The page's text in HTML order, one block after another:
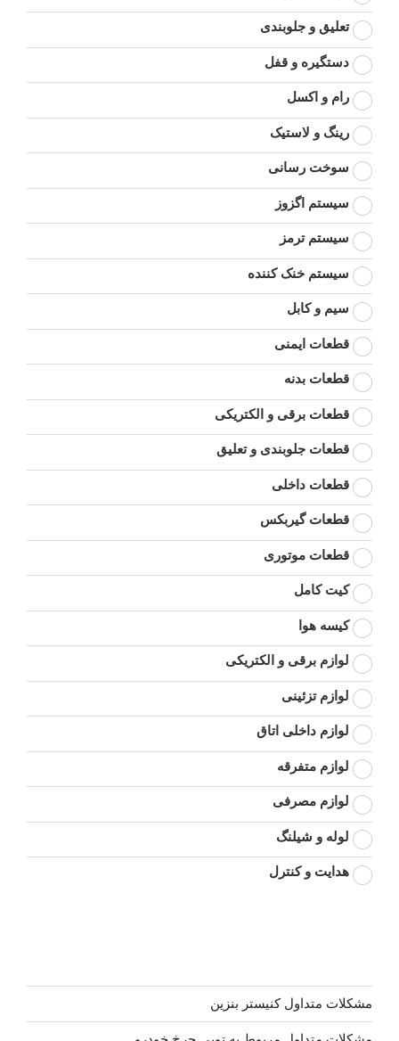
تعلیق و جلوبندی
دستگیره و قفل
رام و اکسل
رینگ و لاستیک
سوخت رسانی
سیستم اگزوز
سیستم ترمز
سیستم خنک کننده
سیم و کابل
قطعات ایمنی
قطعات بدنه
قطعات برقی و الکتریکی
قطعات جلوبندی و تعلیق
قطعات داخلی
قطعات گیربکس
قطعات موتوری
کیت کامل
کیسه هوا
لوازم برقی و الکتریکی
لوازم تزئینی
لوازم داخلی اتاق
لوازم متفرقه
لوازم مصرفی
لوله و شیلنگ
هدایت و کنترل
مشکلات متداول کنیستر بنزین